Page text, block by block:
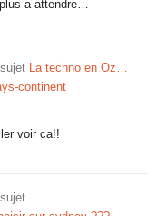
a attendre…
La techno en Oz…
continent
voir ca!!